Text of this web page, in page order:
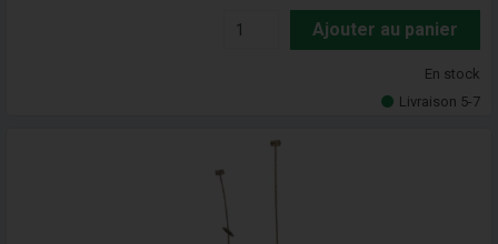
Ajouter au panier
En stock
Livraison 5-7